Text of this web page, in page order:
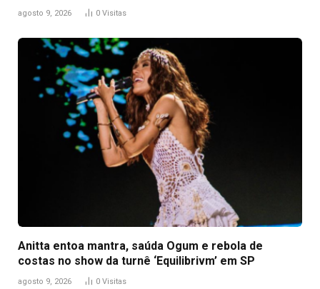
agosto 9, 2026 0 Visitas
Anitta entoa mantra, saúda Ogum e rebola de
costas no show da turnê ‘Equilibrivm’ em SP
agosto 9, 2026 0 Visitas